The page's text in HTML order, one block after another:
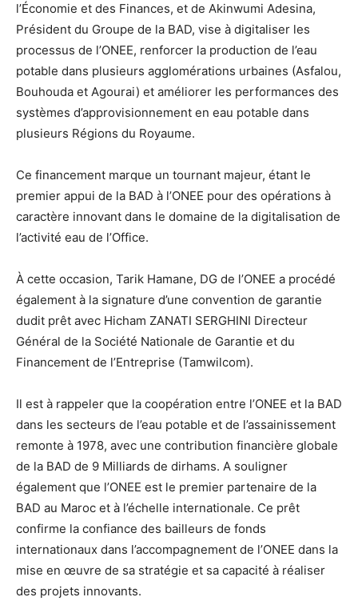
l’Économie et des Finances, et de Akinwumi Adesina,
Président du Groupe de la BAD, vise à digitaliser les
processus de l’ONEE, renforcer la production de l’eau
potable dans plusieurs agglomérations urbaines (Asfalou,
Bouhouda et Agourai) et améliorer les performances des
systèmes d’approvisionnement en eau potable dans
plusieurs Régions du Royaume.
Ce financement marque un tournant majeur, étant le
premier appui de la BAD à l’ONEE pour des opérations à
caractère innovant dans le domaine de la digitalisation de
l’activité eau de l’Office.
À cette occasion, Tarik Hamane, DG de l’ONEE a procédé
également à la signature d’une convention de garantie
dudit prêt avec Hicham ZANATI SERGHINI Directeur
Général de la Société Nationale de Garantie et du
Financement de l’Entreprise (Tamwilcom).
Il est à rappeler que la coopération entre l’ONEE et la BAD
dans les secteurs de l’eau potable et de l’assainissement
remonte à 1978, avec une contribution financière globale
de la BAD de 9 Milliards de dirhams. A souligner
également que l’ONEE est le premier partenaire de la
BAD au Maroc et à l’échelle internationale. Ce prêt
confirme la confiance des bailleurs de fonds
internationaux dans l’accompagnement de l’ONEE dans la
mise en œuvre de sa stratégie et sa capacité à réaliser
des projets innovants.